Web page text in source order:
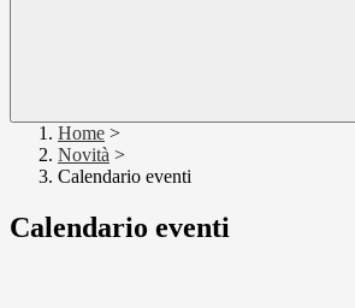
Home >
Novità >
Calendario eventi
Calendario eventi